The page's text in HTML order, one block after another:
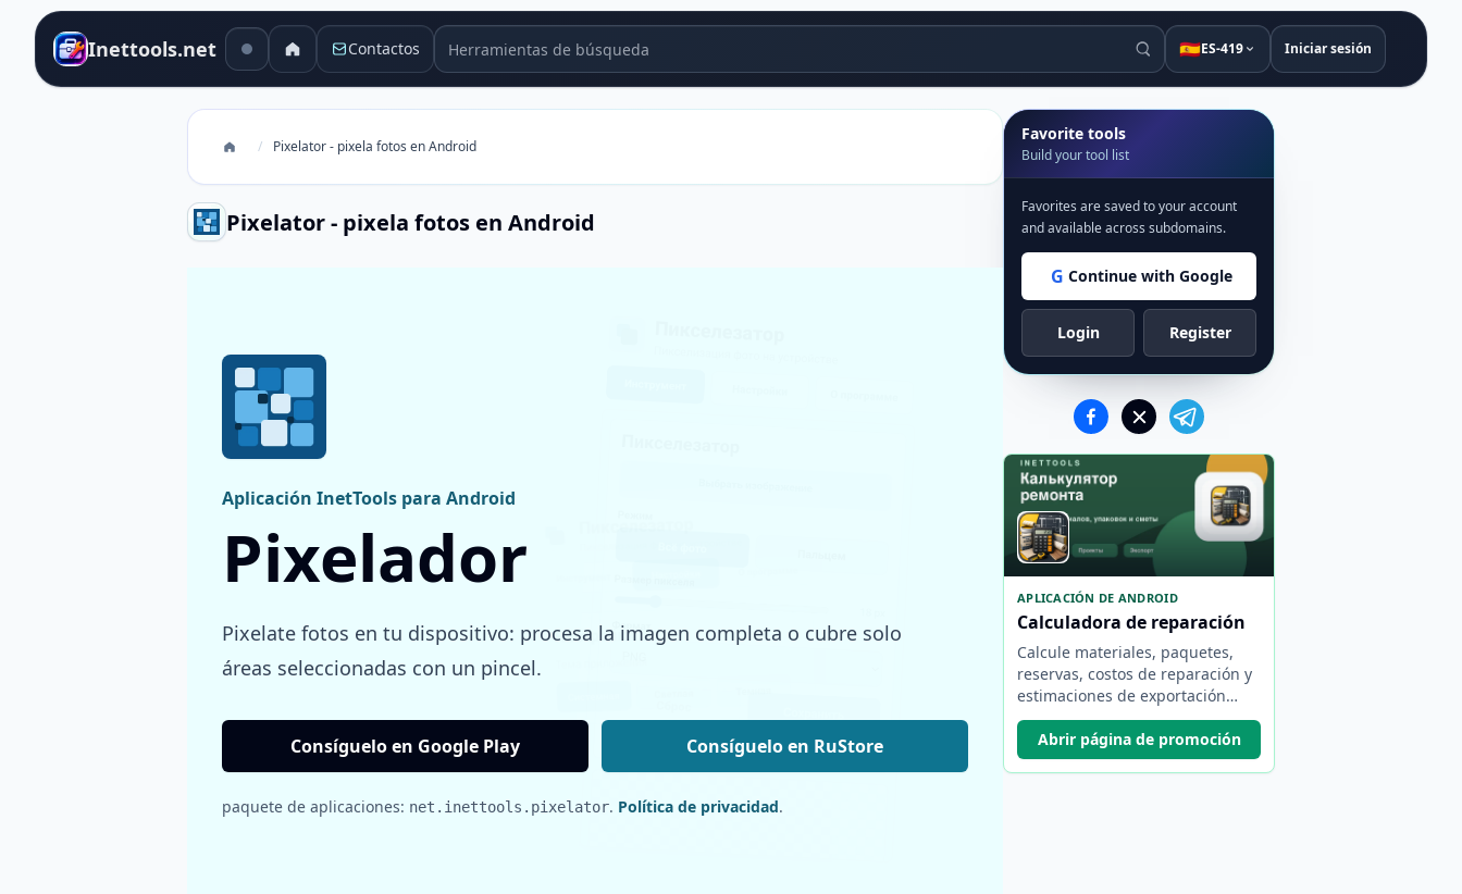
Inettools.net Contactos Herramientas de búsqueda 🇪🇸ES-419 Iniciar sesión
/ Pixelator - pixela fotos en Android
Pixelator - pixela fotos en Android
Aplicación InetTools para Android
Pixelador
Pixelate fotos en tu dispositivo: procesa la imagen completa o cubre solo
áreas seleccionadas con un pincel.
Consíguelo en Google Play Consíguelo en RuStore
paquete de aplicaciones: net.inettools.pixelator. Política de privacidad.
Favorite tools
Build your tool list
Favorites are saved to your account
and available across subdomains.
G Continue with Google
Login Register
APLICACIÓN DE ANDROID
Calculadora de reparación
Calcule materiales, paquetes,
reservas, costos de reparación y
estimaciones de exportación
desde su teléfono.
Abrir página de promoción